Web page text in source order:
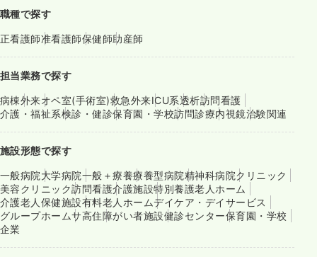
職種で探す
正看護師准看護師保健師助産師
担当業務で探す
病棟外来オペ室(手術室)救急外来ICU系透析訪問看護
介護・福祉系検診・健診保育園・学校訪問診療内視鏡治験関連
施設形態で探す
一般病院大学病院一般＋療養療養型病院精神科病院クリニック
美容クリニック訪問看護介護施設特別養護老人ホーム
介護老人保健施設有料老人ホームデイケア・デイサービス
グループホームサ高住障がい者施設健診センター保育園・学校
企業